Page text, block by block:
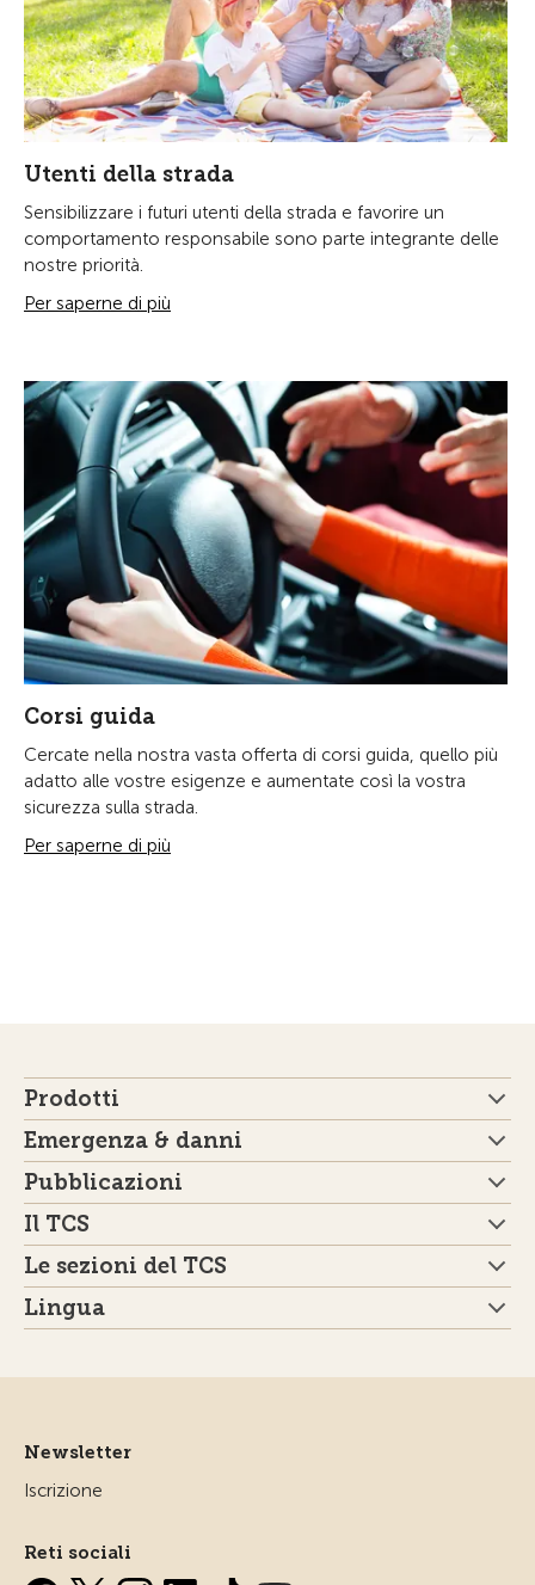
Utenti della strada
Sensibilizzare i futuri utenti della strada e favorire un
comportamento responsabile sono parte integrante delle
nostre priorità.
Per saperne di più
Corsi guida
Cercate nella nostra vasta offerta di corsi guida, quello più
adatto alle vostre esigenze e aumentate così la vostra
sicurezza sulla strada.
Per saperne di più
Prodotti
Emergenza & danni
Pubblicazioni
Il TCS
Le sezioni del TCS
Lingua
Newsletter
Iscrizione
Reti sociali